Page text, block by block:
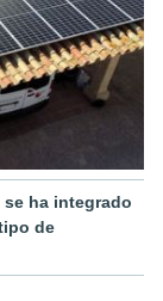
ha integrado
de